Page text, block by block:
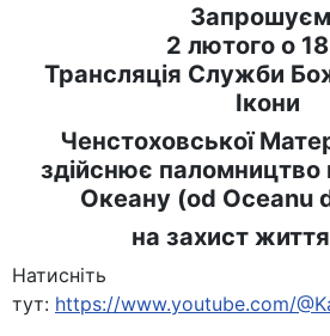
2 лютого о
Трансляція Служби
Ікони
Ченстоховської
здійснює паломництво
Океану (od Oceanu
на захист життя
Натисніть
тут: https://www.youtube.com/